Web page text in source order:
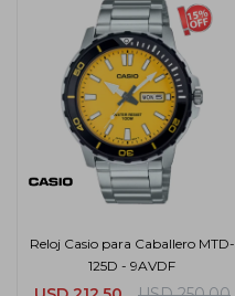
Reloj Casio para Caballero MTD-
125D - 9AVDF